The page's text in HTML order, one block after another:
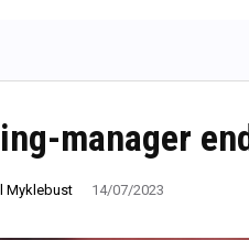
manager
Myklebust 14/07/2023